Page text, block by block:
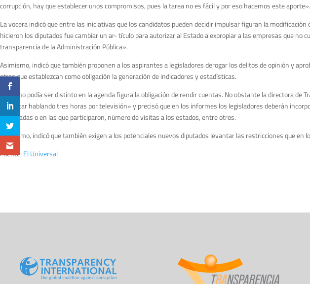
corrupción, hay que establecer unos compromisos, pues la tarea no es fácil y por eso hacemos este aporte».
La vocera indicó que entre las iniciativas que los candidatos pueden decidir impulsar figuran la
hicieron los diputados fue cambiar un ar- tículo para autorizar al Estado a expropiar a las empresas que
transparencia de la Administración Pública».
Asimismo, indicó que también proponen a los aspirantes a legisladores derogar los delitos de opinión y
otras que establezcan como obligación la generación de indicadores y estadísticas.
Como no podía ser distinto en la agenda figura la obligación de rendir cuentas. No obstante la directora de
con estar hablando tres horas por televisión» y precisó que en los informes los legisladores deberán
impulsadas o en las que participaron, número de visitas a los estados, entre otros.
Por último, indicó que también exigen a los potenciales nuevos diputados levantar las restricciones que
Fuente: El Universal